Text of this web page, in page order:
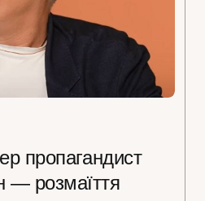
пропагандист
— розмаїття